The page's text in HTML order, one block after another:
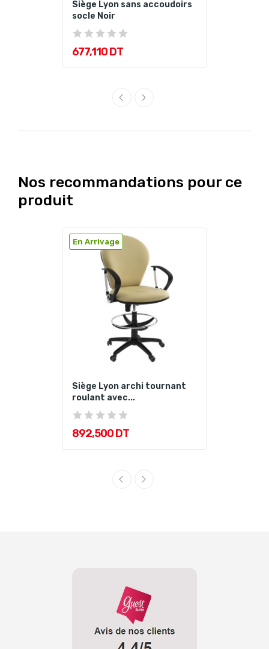
Siège Lyon sans accoudoirs
socle Noir
677,110 DT
Nos recommandations pour ce
produit
En Arrivage
Siège Lyon archi tournant
roulant avec...
892,500 DT